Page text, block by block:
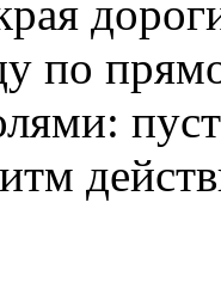
по